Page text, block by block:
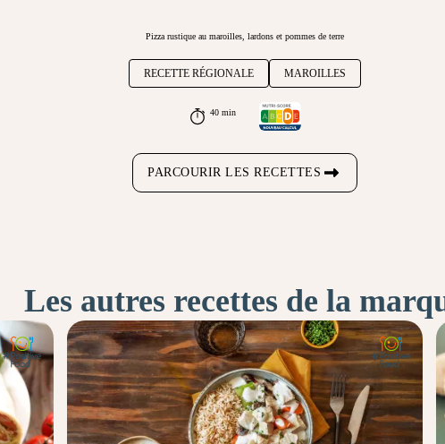
Pizza rustique au maroilles, lardons et pommes de terre
RECETTE RÉGIONALE MAROILLES
40 min
PARCOURIR LES RECETTES
Les autres recettes de la